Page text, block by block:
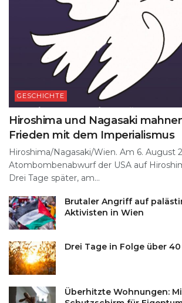
GESCHICHTE
Hiroshima und Nagasaki
Frieden mit dem Imperialismus
Hiroshima/Nagasaki/Wien. Am 6. August
Atombombenabwurf der USA auf
Drei Tage später, am...
Brutaler Angriff auf
Aktivisten in Wien
Drei Tage in Folge über 40
Überhitzte Wohnungen: